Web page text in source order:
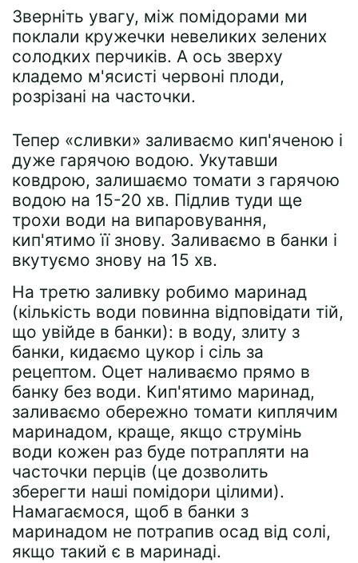
Зверніть увагу, між помідорами ми
поклали кружечки невеликих зелених
солодких перчиків. А ось зверху
кладемо м'ясисті червоні плоди,
розрізані на часточки.
Тепер «сливки» заливаємо кип'яченою і
дуже гарячою водою. Укутавши
ковдрою, залишаємо томати з гарячою
водою на 15-20 хв. Підлив туди ще
трохи води на випаровування,
кип'ятимо її знову. Заливаємо в банки і
вкутуємо знову на 15 хв.
На третю заливку робимо маринад
(кількість води повинна відповідати тій,
що увійде в банки): в воду, злиту з
банки, кидаємо цукор і сіль за
рецептом. Оцет наливаємо прямо в
банку без води. Кип'ятимо маринад,
заливаємо обережно томати киплячим
маринадом, краще, якщо струмінь
води кожен раз буде потрапляти на
часточки перців (це дозволить
зберегти наші помідори цілими).
Намагаємося, щоб в банки з
маринадом не потрапив осад від солі,
якщо такий є в маринаді.